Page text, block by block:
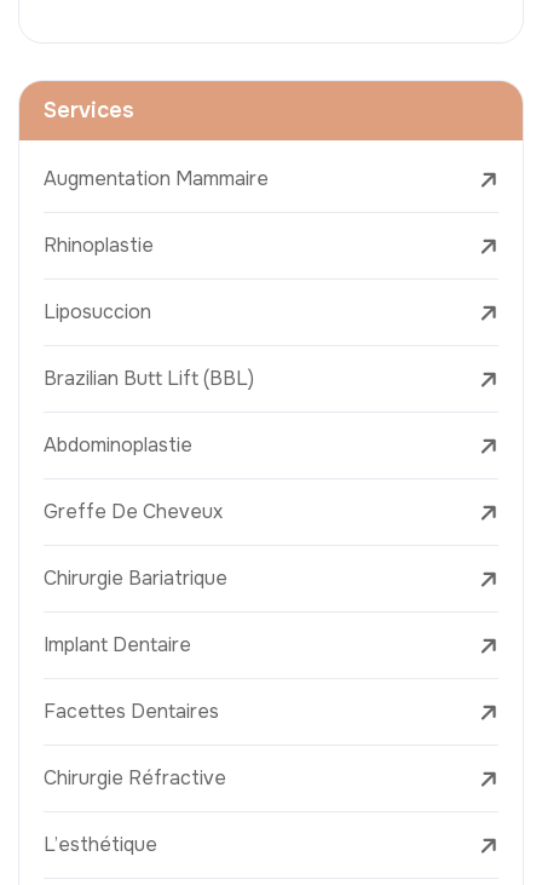
Services
Augmentation Mammaire
Rhinoplastie
Liposuccion
Brazilian Butt Lift (BBL)
Abdominoplastie
Greffe De Cheveux
Chirurgie Bariatrique
Implant Dentaire
Facettes Dentaires
Chirurgie Réfractive
L’esthétique